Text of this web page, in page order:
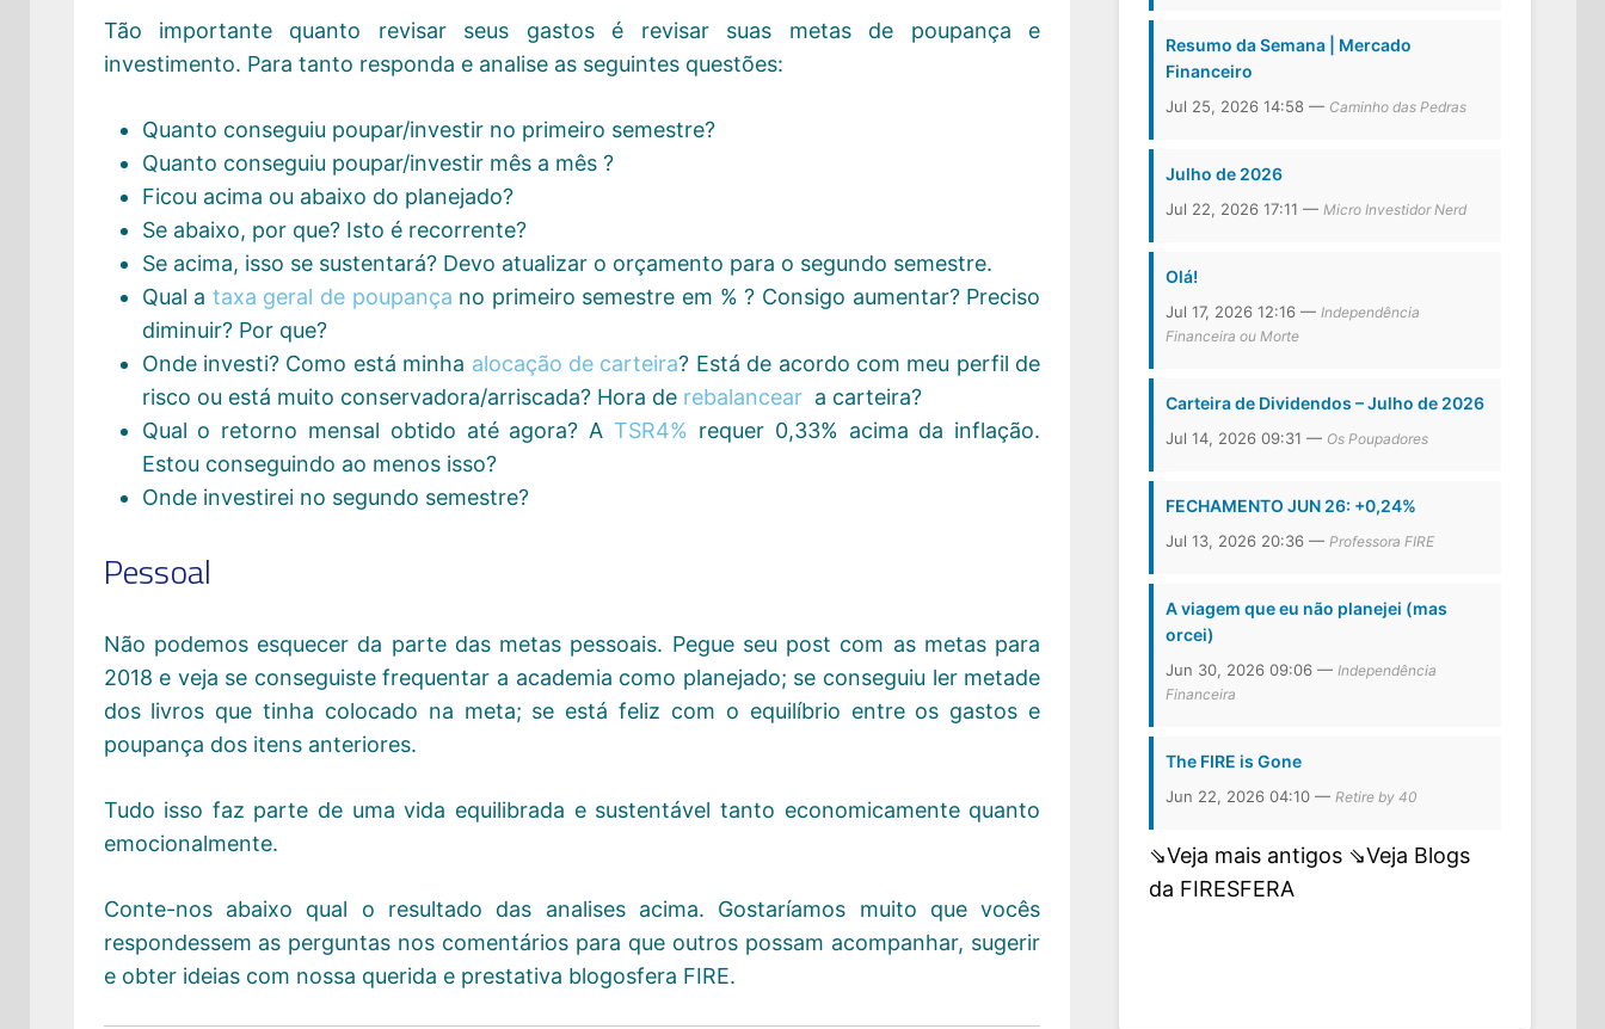
Tão importante quanto revisar seus gastos é revisar suas metas de poupança e
investimento. Para tanto responda e analise as seguintes questões:
Quanto conseguiu poupar/investir no primeiro semestre?
Quanto conseguiu poupar/investir mês a mês ?
Ficou acima ou abaixo do planejado?
Se abaixo, por que? Isto é recorrente?
Se acima, isso se sustentará? Devo atualizar o orçamento para o segundo semestre.
Qual a taxa geral de poupança no primeiro semestre em % ? Consigo aumentar? Preciso
diminuir? Por que?
Onde investi? Como está minha alocação de carteira? Está de acordo com meu perfil de
risco ou está muito conservadora/arriscada? Hora de rebalancear a carteira?
Qual o retorno mensal obtido até agora? A TSR4% requer 0,33% acima da inflação.
Estou conseguindo ao menos isso?
Onde investirei no segundo semestre?
Pessoal
Não podemos esquecer da parte das metas pessoais. Pegue seu post com as metas para
2018 e veja se conseguiste frequentar a academia como planejado; se conseguiu ler metade
dos livros que tinha colocado na meta; se está feliz com o equilíbrio entre os gastos e
poupança dos itens anteriores.
Tudo isso faz parte de uma vida equilibrada e sustentável tanto economicamente quanto
emocionalmente.
Conte-nos abaixo qual o resultado das analises acima. Gostaríamos muito que vocês
respondessem as perguntas nos comentários para que outros possam acompanhar, sugerir
e obter ideias com nossa querida e prestativa blogosfera FIRE.
Resumo da Semana | Mercado
Financeiro
Jul 25, 2026 14:58 — Caminho das Pedras
Julho de 2026
Jul 22, 2026 17:11 —Micro Investidor Nerd
Olá!
Jul 17, 2026 12:16 —Independência
Financeira ou Morte
Carteira de Dividendos – Julho de 2026
Jul 14, 2026 09:31 — Os Poupadores
FECHAMENTO JUN 26: +0,24%
Jul 13, 2026 20:36 —Professora FIRE
A viagem que eu não planejei (mas
orcei)
Jun 30, 2026 09:06 —Independência
Financeira
The FIRE is Gone
Jun 22, 2026 04:10 —Retire by 40
⇘Veja mais antigos ⇘Veja Blogs
da FIRESFERA